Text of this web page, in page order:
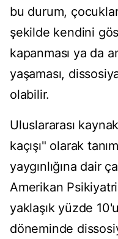
bu durum,
şekilde kendini
kapanması ya da
yaşaması,
olabilir.
Uluslararası
kaçışı" olarak
yaygınlığına dair
Amerikan
yaklaşık yüzde
döneminde